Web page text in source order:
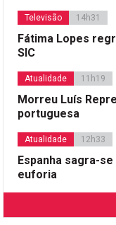
Televisão 14h31
Fátima Lopes
SIC
Atualidade 11h19
Morreu Luís
portuguesa
Atualidade 12h33
Espanha sagra-
euforia